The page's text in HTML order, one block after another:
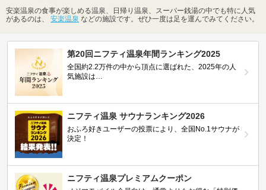
安楽温泉の食事が楽しめる温泉、日帰り温泉、スーパー銭湯の中でも特に人気
があるのは、 安楽温泉 などの施設です。ぜひ一度は足を運んでみてください。
第20回ニフティ温泉年間ランキング2025
全国約2.2万件の中から頂点に選ばれた、2025年の人
気施設は…
ニフティ温泉 サウナランキング2026
おふろ好きユーザーの投票により、全国No.1サウナが
決定！
ニフティ温泉プレミアムクーポン